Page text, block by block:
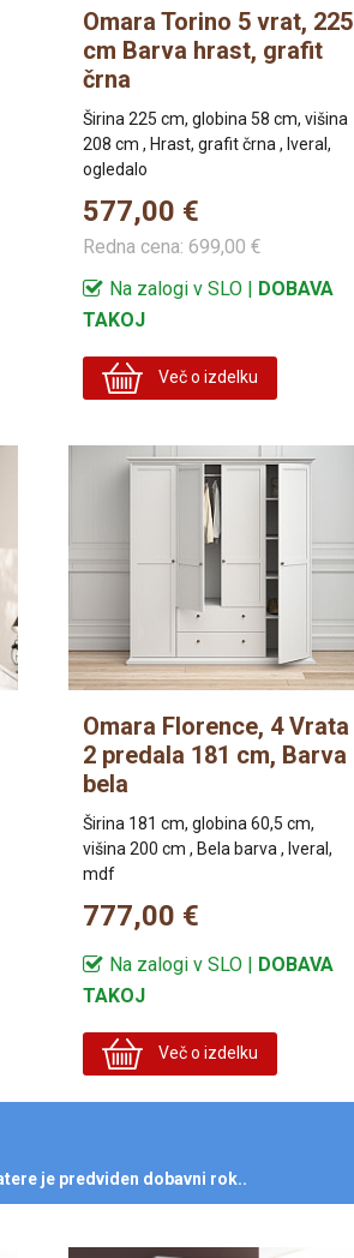
Omara Torino 5 vrat, 225
cm Barva hrast, grafit
črna
Širina 225 cm, globina 58 cm, višina
208 cm , Hrast, grafit črna , Iveral,
ogledalo
577,00 €
Redna cena: 699,00 €
Na zalogi v SLO | DOBAVA
TAKOJ
Več o izdelku
Omara Florence, 4 Vrata
2 predala 181 cm, Barva
bela
Širina 181 cm, globina 60,5 cm,
višina 200 cm , Bela barva , Iveral,
mdf
777,00 €
Na zalogi v SLO |
DOBAVA
TAKOJ
Več o izdelku
je predviden dobavni rok..